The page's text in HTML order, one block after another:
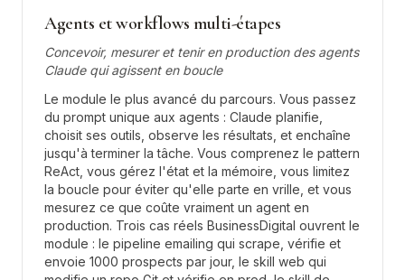
Agents et workflows multi-étapes
Concevoir, mesurer et tenir en production des agents
Claude qui agissent en boucle
Le module le plus avancé du parcours. Vous passez
du prompt unique aux agents : Claude planifie,
choisit ses outils, observe les résultats, et enchaîne
jusqu'à terminer la tâche. Vous comprenez le pattern
ReAct, vous gérez l'état et la mémoire, vous limitez
la boucle pour éviter qu'elle parte en vrille, et vous
mesurez ce que coûte vraiment un agent en
production. Trois cas réels BusinessDigital ouvrent le
module : le pipeline emailing qui scrape, vérifie et
envoie 1000 prospects par jour, le skill web qui